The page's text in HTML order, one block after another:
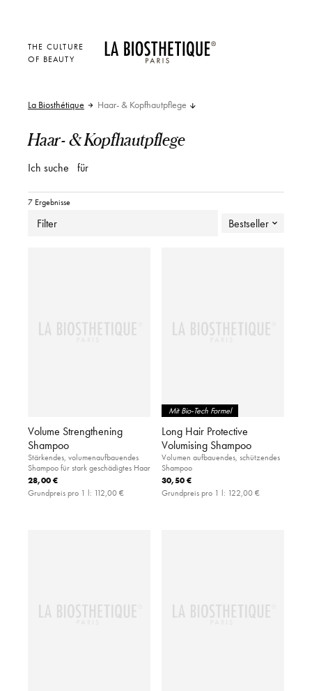
THE CULTURE
OF BEAUTY
La Biosthétique Haar- & Kopfhautpflege
Haar- & Kopfhautpflege
Ich suche für
7 Ergebnisse
Filter Bestseller
Volume Strengthening
Shampoo
Stärkendes, volumenaufbauendes
Shampoo für stark geschädigtes Haar
28,00 €
Grundpreis pro 1 l: 112,00 €
Mit Bio-Tech Formel
Long Hair Protective
Volumising Shampoo
Volumen aufbauendes, schützendes
Shampoo
30,50 €
Grundpreis pro 1 l: 122,00 €